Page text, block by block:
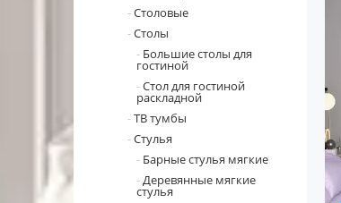
Столовые
Столы
Большие столы для
гостиной
Стол для гостиной
раскладной
ТВ тумбы
Стулья
Барные стулья мягкие
Деревянные мягкие
стулья